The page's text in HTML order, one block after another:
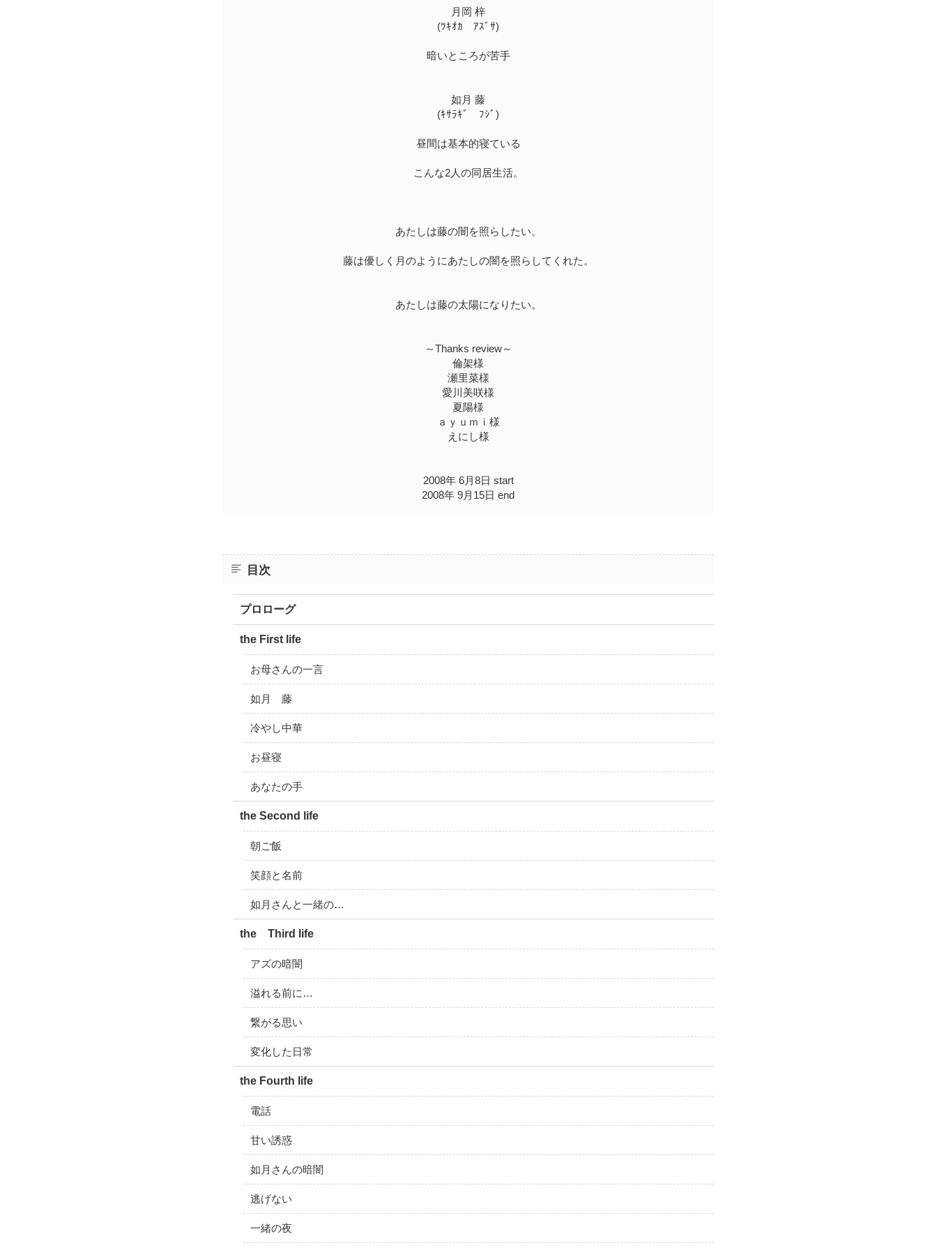
月岡 梓
(ﾂｷｵｶ ｱｽﾞｻ)
暗いところが苦手
如月 藤
(ｷｻﾗｷﾞ ﾌｼﾞ)
昼間は基本的寝ている
こんな2人の同居生活。
あたしは藤の闇を照らしたい。
藤は優しく月のようにあたしの闇を照らしてくれた。
あたしは藤の太陽になりたい。
～Thanks review～
倫架様
瀬里菜様
愛川美咲様
夏陽様
ａｙｕｍｉ様
えにし様
2008年 6月8日 start
2008年 9月15日 end
目次
プロローグ
the First life
お母さんの一言
如月 藤
冷やし中華
お昼寝
あなたの手
the Second life
朝ご飯
笑顔と名前
如月さんと一緒の…
the Third life
アズの暗闇
溢れる前に…
繋がる思い
変化した日常
the Fourth life
電話
甘い誘惑
如月さんの暗闇
逃げない
一緒の夜